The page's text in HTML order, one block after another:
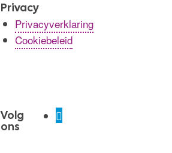
Privacy
Privacyverklaring
Cookiebeleid
Volg
ons